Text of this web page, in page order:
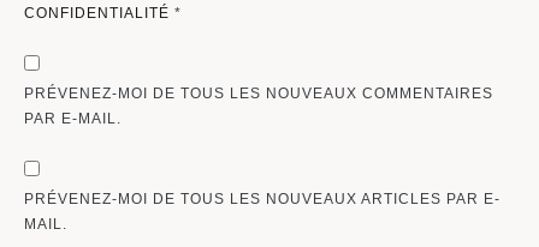
CONFIDENTIALITÉ *
PRÉVENEZ-MOI DE TOUS LES NOUVEAUX COMMENTAIRES
PAR E-MAIL.
PRÉVENEZ-MOI DE TOUS LES NOUVEAUX ARTICLES PAR E-
MAIL.